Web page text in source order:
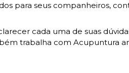
para seus companheiros,
cada uma de suas
trabalha com Acupuntura